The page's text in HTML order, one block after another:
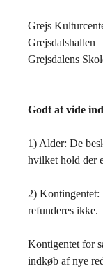
Grejs
Grejsdalshallen
Grejsdalens
Godt at vide
1) Alder: De
hvilket hold der
2) Kontingentet:
refunderes ikke.
Kontigentet for
indkøb af nye